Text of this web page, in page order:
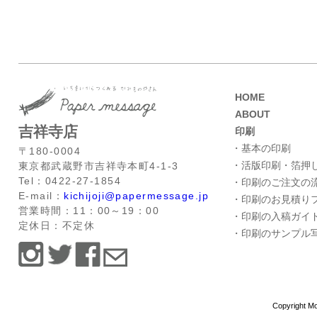
吉祥寺店
〒180-0004
東京都武蔵野市吉祥寺本町4-1-3
Tel：0422-27-1854
E-mail： kichijoji@papermessage.jp
営業時間：11：00～19：00
定休日：不定休
HOME
ABOUT
印刷
・基本の印刷
・活版印刷・箔押
・印刷のご注文の
・印刷のお見積り
・印刷の入稿ガイ
・印刷のサンプル
Copyright